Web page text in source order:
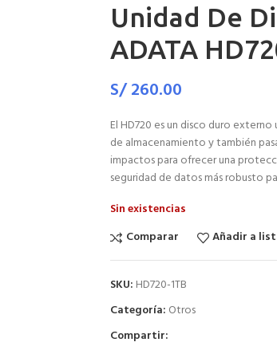
Unidad De
ADATA
S/260.00
El HD720 es un disco duro
de almacenamiento y también
impactos para ofrecer una
seguridad de datos más robusto
Sin existencias
Comparar
Añadir a
SKU: HD720-1TB
Categoría: Otros
Compartir: